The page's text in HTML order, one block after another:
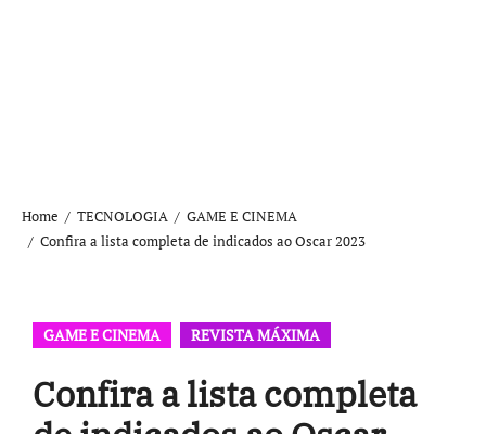
Home TECNOLOGIA
GAME E CINEMA
Confira a lista completa de indicados ao Oscar 2023
GAME E CINEMA REVISTA MÁXIMA
Confira a lista completa